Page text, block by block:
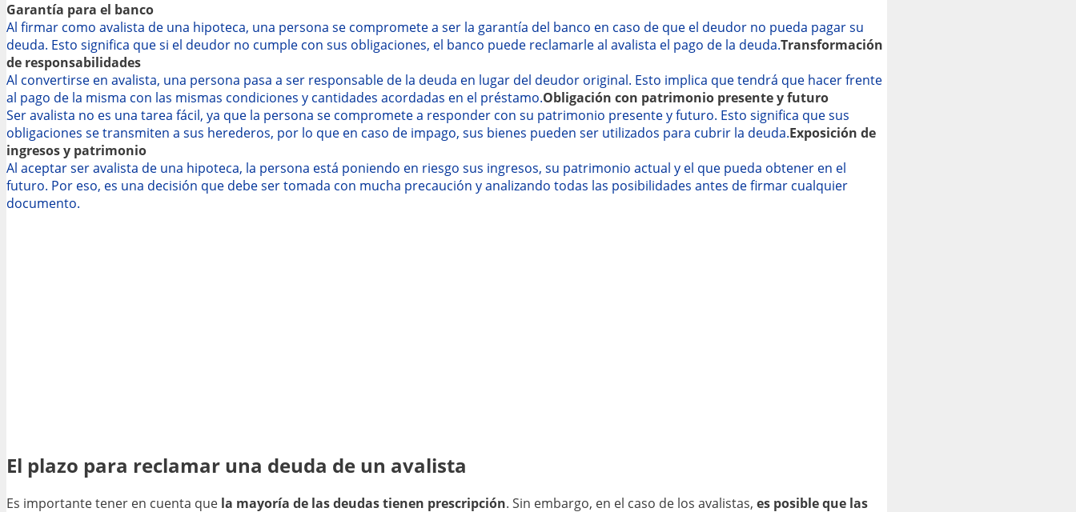
Garantía para el banco
Al firmar como avalista de una hipoteca, una persona se compromete a ser la garantía del banco en caso de que el deudor no pueda pagar su
deuda. Esto significa que si el deudor no cumple con sus obligaciones, el banco puede reclamarle al avalista el pago de la deuda.Transformación
de responsabilidades
Al convertirse en avalista, una persona pasa a ser responsable de la deuda en lugar del deudor original. Esto implica que tendrá que hacer frente
al pago de la misma con las mismas condiciones y cantidades acordadas en el préstamo.Obligación con patrimonio presente y futuro
Ser avalista no es una tarea fácil, ya que la persona se compromete a responder con su patrimonio presente y futuro. Esto significa que sus
obligaciones se transmiten a sus herederos, por lo que en caso de impago, sus bienes pueden ser utilizados para cubrir la deuda.Exposición de
ingresos y patrimonio
Al aceptar ser avalista de una hipoteca, la persona está poniendo en riesgo sus ingresos, su patrimonio actual y el que pueda obtener en el
futuro. Por eso, es una decisión que debe ser tomada con mucha precaución y analizando todas las posibilidades antes de firmar cualquier
documento.
El plazo para reclamar una deuda de un avalista
Es importante tener en cuenta que la mayoría de las deudas tienen prescripción. Sin embargo, en el caso de los avalistas, es posible que las